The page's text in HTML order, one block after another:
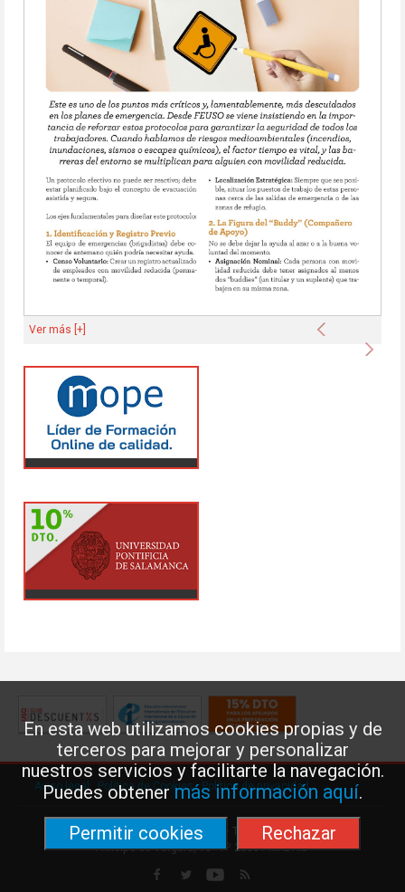
En esta web utilizamos cookies propias y de
terceros para mejorar y personalizar
nuestros servicios y facilitarte la navegación.
Puedes obtenermás información aquí.
Permitir cookies
Rechazar
Anterior
Ver más [+]
Aviso legal·Política de Cookies·Política de privacidad
Federación de Enseñanza de USO · Teléfono: 91 577 41 13 ·
Príncipe de Vergara, 13 · 7º 28001 MADRID